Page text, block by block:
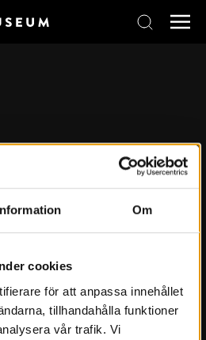
Om
cookies
för att anpassa innehållet
tillhandahålla funktioner
vår trafik. Vi